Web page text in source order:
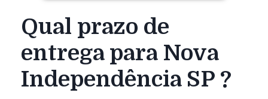
Qual prazo de
entrega para Nova
Independência SP ?